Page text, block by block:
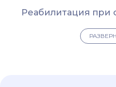
Реабилитация при
Профилактика
опорно-